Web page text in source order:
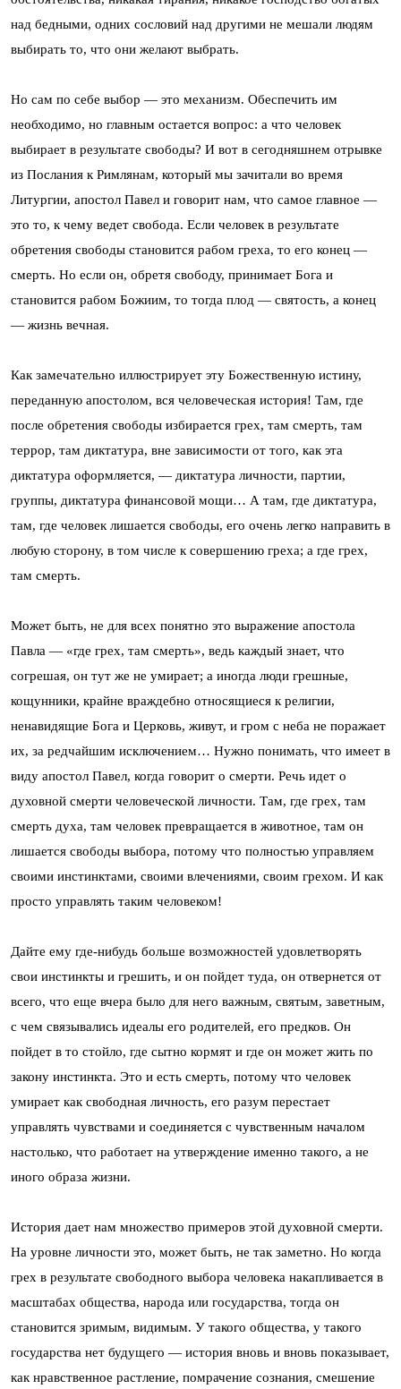
над бедными, одних сословий над другими не мешали людям
выбирать то, что они желают выбрать.
Но сам по себе выбор — это механизм. Обеспечить им
необходимо, но главным остается вопрос: а что человек
выбирает в результате свободы? И вот в сегодняшнем отрывке
из Послания к Римлянам, который мы зачитали во время
Литургии, апостол Павел и говорит нам, что самое главное —
это то, к чему ведет свобода. Если человек в результате
обретения свободы становится рабом греха, то его конец —
смерть. Но если он, обретя свободу, принимает Бога и
становится рабом Божиим, то тогда плод — святость, а конец
— жизнь вечная.
Как замечательно иллюстрирует эту Божественную истину,
переданную апостолом, вся человеческая история! Там, где
после обретения свободы избирается грех, там смерть, там
террор, там диктатура, вне зависимости от того, как эта
диктатура оформляется, — диктатура личности, партии,
группы, диктатура финансовой мощи… А там, где диктатура,
там, где человек лишается свободы, его очень легко направить в
любую сторону, в том числе к совершению греха; а где грех,
там смерть.
Может быть, не для всех понятно это выражение апостола
Павла — «где грех, там смерть», ведь каждый знает, что
согрешая, он тут же не умирает; а иногда люди грешные,
кощунники, крайне враждебно относящиеся к религии,
ненавидящие Бога и Церковь, живут, и гром с неба не поражает
их, за редчайшим исключением… Нужно понимать, что имеет в
виду апостол Павел, когда говорит о смерти. Речь идет о
духовной смерти человеческой личности. Там, где грех, там
смерть духа, там человек превращается в животное, там он
лишается свободы выбора, потому что полностью управляем
своими инстинктами, своими влечениями, своим грехом. И как
просто управлять таким человеком!
Дайте ему где-нибудь больше возможностей удовлетворять
свои инстинкты и грешить, и он пойдет туда, он отвернется от
всего, что еще вчера было для него важным, святым, заветным,
с чем связывались идеалы его родителей, его предков. Он
пойдет в то стойло, где сытно кормят и где он может жить по
закону инстинкта. Это и есть смерть, потому что человек
умирает как свободная личность, его разум перестает
управлять чувствами и соединяется с чувственным началом
настолько, что работает на утверждение именно такого, а не
иного образа жизни.
История дает нам множество примеров этой духовной смерти.
На уровне личности это, может быть, не так заметно. Но когда
грех в результате свободного выбора человека накапливается в
масштабах общества, народа или государства, тогда он
становится зримым, видимым. У такого общества, у такого
государства нет будущего — история вновь и вновь показывает,
как нравственное растление, помрачение сознания, смешение